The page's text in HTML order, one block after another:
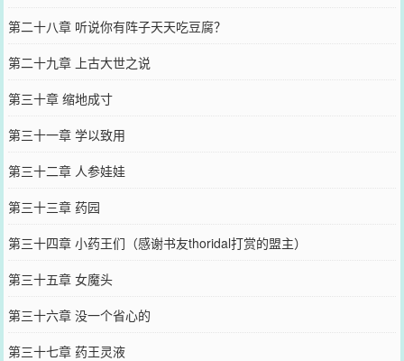
第二十八章 听说你有阵子天天吃豆腐？
第二十九章 上古大世之说
第三十章 缩地成寸
第三十一章 学以致用
第三十二章 人参娃娃
第三十三章 药园
第三十四章 小药王们（感谢书友thoridal打赏的盟主）
第三十五章 女魔头
第三十六章 没一个省心的
第三十七章 药王灵液